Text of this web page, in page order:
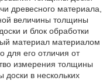
древесного материала,
величины толщины
и блок обработки
материал материалом
для его отличия от
измерения толщины
в нескольких